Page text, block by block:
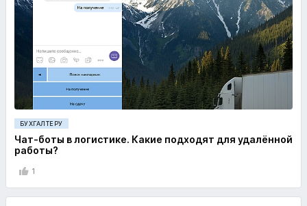
БУХГАЛТЕРУ
Чат-боты в логистике. Какие подходят для удалённой
работы?
1